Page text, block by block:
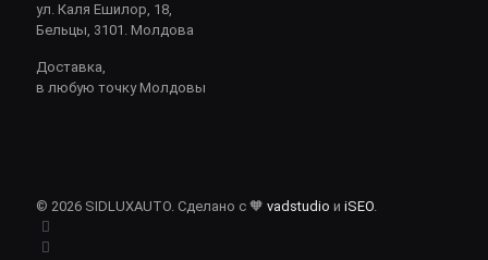
ул. Каля Ешилор, 18,
Бельцы, 3101. Молдова
Доставка,
в любую точку Молдовы
© 2026 SIDLUXAUTO. Сделано с 🧡 vadstudio и iSEO.